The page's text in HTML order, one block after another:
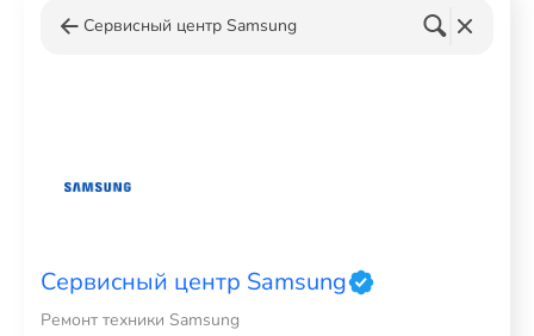
Сервисный центр Samsung
Сервисный центр Samsung
Ремонт техники Samsung